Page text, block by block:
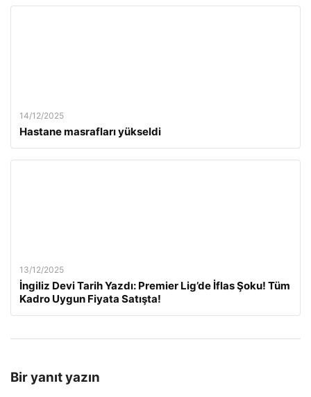
14/12/2025
Hastane masrafları yükseldi
13/12/2025
İngiliz Devi Tarih Yazdı: Premier Lig’de İflas Şoku! Tüm
Kadro Uygun Fiyata Satışta!
Bir yanıt yazın